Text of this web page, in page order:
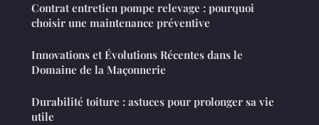
Contrat entretien pompe relevage : pourquoi
choisir une maintenance préventive
Innovations et Évolutions Récentes dans le
Domaine de la Maçonnerie
Durabilité toiture : astuces pour prolonger sa vie
utile